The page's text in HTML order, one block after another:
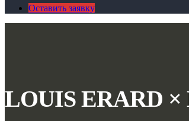
Оставить заявку
LOUIS ERARD